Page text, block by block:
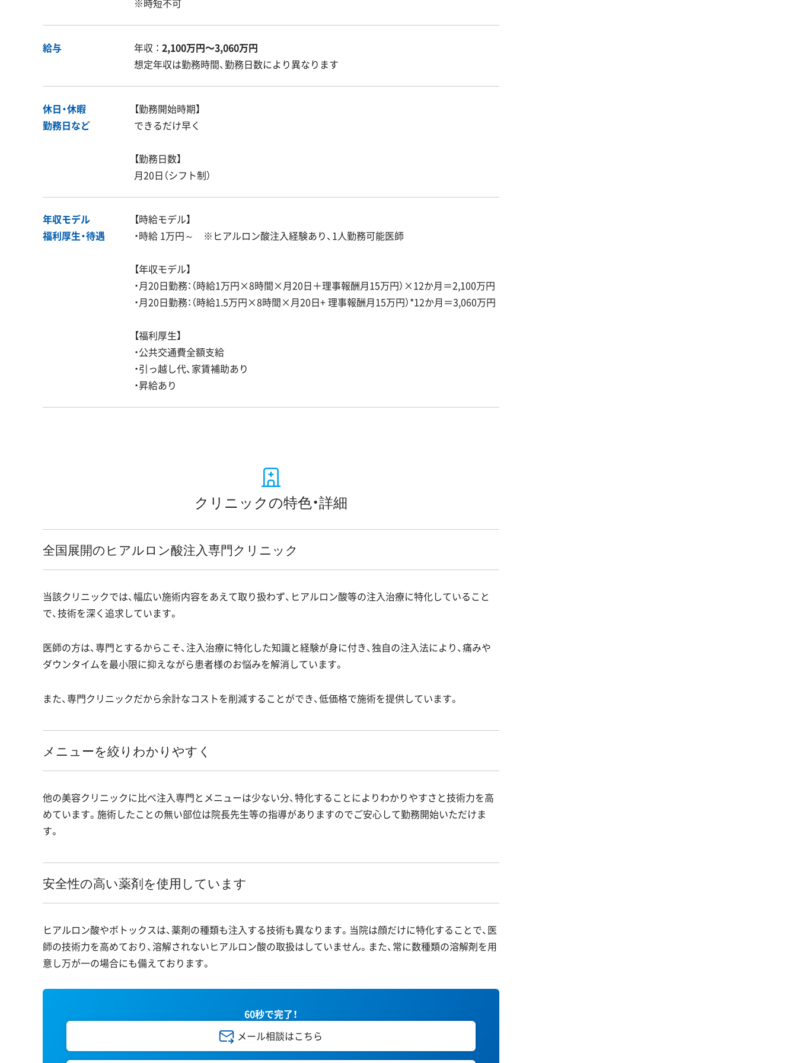
※時短不可
給与 年収 ： 2,100万円〜3,060万円
想定年収は勤務時間、勤務日数により異なります
休日・休暇
勤務日など
【勤務開始時期】
できるだけ早く
【勤務日数】
月20日（シフト制）
年収モデル
福利厚生・待遇
【時給モデル】
・時給 1万円～ ※ヒアルロン酸注入経験あり、1人勤務可能医師
【年収モデル】
・月20日勤務：（時給1万円×8時間×月20日＋理事報酬月15万円）×12か月＝2,100万円
・月20日勤務：（時給1.5万円×8時間×月20日+ 理事報酬月15万円）*12か月＝3,060万円
【福利厚生】
・公共交通費全額支給
・引っ越し代、家賃補助あり
・昇給あり
クリニックの特色・詳細
全国展開のヒアルロン酸注入専門クリニック
当該クリニックでは、幅広い施術内容をあえて取り扱わず、ヒアルロン酸等の注入治療に特化していること
で、技術を深く追求しています。
医師の方は、専門とするからこそ、注入治療に特化した知識と経験が身に付き、独自の注入法により、痛みや
ダウンタイムを最小限に抑えながら患者様のお悩みを解消しています。
また、専門クリニックだから余計なコストを削減することができ、低価格で施術を提供しています。
メニューを絞りわかりやすく
他の美容クリニックに比べ注入専門とメニューは少ない分、特化することによりわかりやすさと技術力を高
めています。施術したことの無い部位は院長先生等の指導がありますのでご安心して勤務開始いただけま
す。
安全性の高い薬剤を使用しています
ヒアルロン酸やボトックスは、薬剤の種類も注入する技術も異なります。当院は顔だけに特化することで、医
師の技術力を高めており、溶解されないヒアルロン酸の取扱はしていません。また、常に数種類の溶解剤を用
意し万が一の場合にも備えております。
60秒で完了！
メール相談はこちら